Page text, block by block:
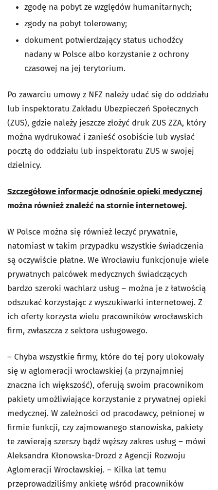
zgodę na pobyt ze względów humanitarnych;
zgody na pobyt tolerowany;
dokument potwierdzający status uchodźcy
nadany w Polsce albo korzystanie z ochrony
czasowej na jej terytorium.
Po zawarciu umowy z NFZ należy udać się do oddziału
lub inspektoratu Zakładu Ubezpieczeń Społecznych
(ZUS), gdzie należy jeszcze złożyć druk ZUS ZZA, który
można wydrukować i zanieść osobiście lub wysłać
pocztą do oddziału lub inspektoratu ZUS w swojej
dzielnicy.
Szczegółowe informacje odnośnie opieki medycznej
można również znaleźć na stornie internetowej.
W Polsce można się również leczyć prywatnie,
natomiast w takim przypadku wszystkie świadczenia
są oczywiście płatne. We Wrocławiu funkcjonuje wiele
prywatnych palcówek medycznych świadczących
bardzo szeroki wachlarz usług – można je z łatwością
odszukać korzystając z wyszukiwarki internetowej. Z
ich oferty korzysta wielu pracowników wrocławskich
firm, zwłaszcza z sektora usługowego.
– Chyba wszystkie firmy, które do tej pory ulokowały
się w aglomeracji wrocławskiej (a przynajmniej
znaczna ich większość), oferują swoim pracownikom
pakiety umożliwiające korzystanie z prywatnej opieki
medycznej. W zależności od pracodawcy, pełnionej w
firmie funkcji, czy zajmowanego stanowiska, pakiety
te zawierają szerszy bądź węższy zakres usług – mówi
Aleksandra Kłonowska-Drozd z Agencji Rozwoju
Aglomeracji Wrocławskiej. – Kilka lat temu
przeprowadziliśmy ankietę wśród pracowników